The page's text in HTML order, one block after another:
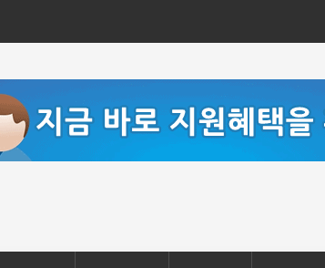
애니멀 아트 페스티벌’ 성황리에 막 내려